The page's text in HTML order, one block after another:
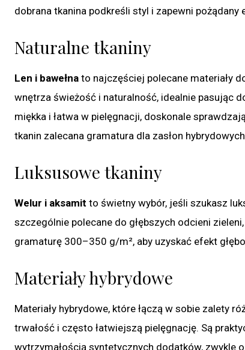
dobrana tkanina podkreśli styl i zapewni pożądany
Naturalne tkaniny
Len i bawełna to najczęściej polecane materiały
wnętrza świeżość i naturalność, idealnie pasując
miękka i łatwa w pielęgnacji, doskonale
tkanin zalecana gramatura dla zasłon
Luksusowe tkaniny
Welur i aksamit to świetny wybór, jeśli szukasz
szczególnie polecane do głębszych odcieni
gramaturę 300–350 g/m², aby uzyskać efekt
Materiały hybrydowe
Materiały hybrydowe, które łączą w sobie zalety
trwałość i często łatwiejszą pielęgnację. Są
wytrzymałością syntetycznych dodatków, zwykle